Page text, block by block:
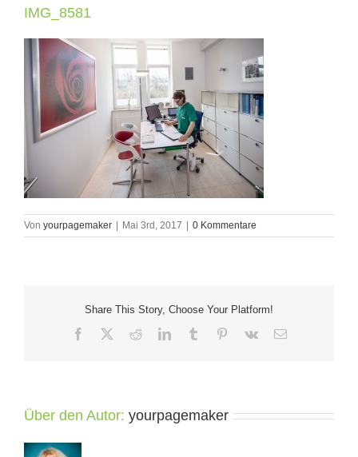
IMG_8581
Von yourpagemaker | Mai 3rd, 2017 | 0 Kommentare
Share This Story, Choose Your Platform!
Facebook RedditLinkedInTumblr Pinterest
Vk
E-
Über den Autor: yourpagemaker